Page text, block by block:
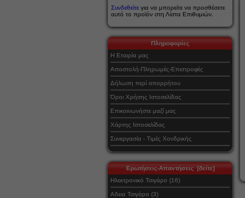
Συνδεθείτε για να μπορείτε να προσθέσετε
αυτό το προϊόν στη Λίστα Επιθυμιών.
Πληροφορίες
Η Εταιρία μας
Αποστολή-Πληρωμές-Επιστροφές
Δήλωση περί απορρήτου
Όροι Χρήσης Ιστοσελίδας
Επικοινωνήστε μαζί μας
Χάρτης Ιστοσελίδας
Συνεργασία - Τιμές Χονδρικής
Ερωτήσεις-Απαντήσεις [δείτε]
Ηλεκτρονικό Τσιγάρο (16)
Αδεια Τσιγάρα (3)